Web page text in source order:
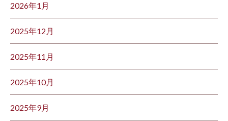
2026年1月
2025年12月
2025年11月
2025年10月
2025年9月